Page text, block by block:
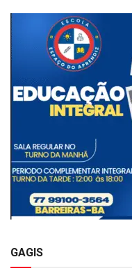
GAGIS